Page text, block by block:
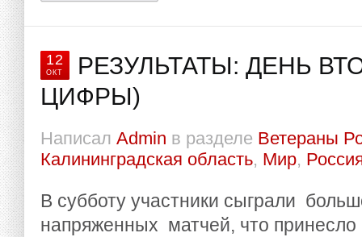
12
ОКТ
РЕЗУЛЬТАТЫ: ДЕНЬ
ЦИФРЫ)
Написал Admin в разделе Ветераны
Калининградская область, Мир,
В субботу участники сыграли
напряженных матчей, что